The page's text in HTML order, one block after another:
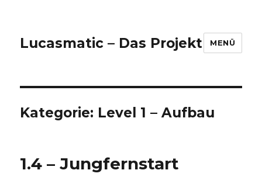
Lucasmatic – Das Projekt MENÜ
Kategorie: Level 1 – Aufbau
1.4 – Jungfernstart